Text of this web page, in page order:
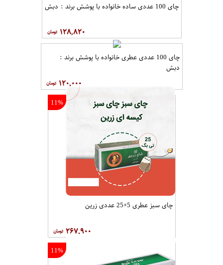
چای 100 عددی ساده خانواده با پوشش برند : دبش
۱۲۸,۸۲۰
چای 100 عددی عطری خانواده با پوشش برند :
دبش
۱۲۰,۰۰۰
11%
چای سبز عطری 5+25 عددی زرین
۲۶۷,۹۰۰
11%